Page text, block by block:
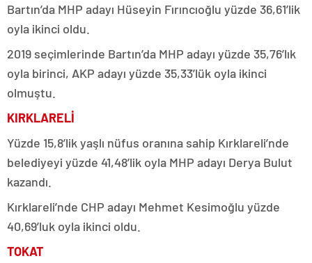
Bartın’da MHP adayı Hüseyin Fırıncıoğlu yüzde 36,61’lik
oyla ikinci oldu.
2019 seçimlerinde Bartın’da MHP adayı yüzde 35,76’lık
oyla birinci, AKP adayı yüzde 35,33’lük oyla ikinci
olmuştu.
KIRKLARELİ
Yüzde 15,8’lik yaşlı nüfus oranına sahip Kırklareli’nde
belediyeyi yüzde 41,48’lik oyla MHP adayı Derya Bulut
kazandı.
Kırklareli’nde CHP adayı Mehmet Kesimoğlu yüzde
40,69’luk oyla ikinci oldu.
TOKAT